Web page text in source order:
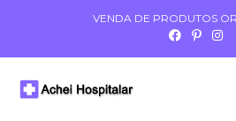
VENDA DE PRODUTOS